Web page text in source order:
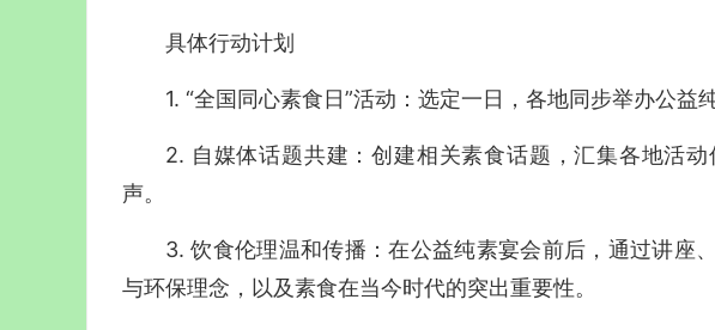
具体行动计划
1. “全国同心素食日”活动： 选定一日，各地同步举办公益
2. 自媒体话题共建：创建相关素食话题，汇集各地活
声。
3.饮食伦理温和传播：在公益纯素宴会前后，通过讲座
与环保理念，以及素食在当今时代的突出重要性。